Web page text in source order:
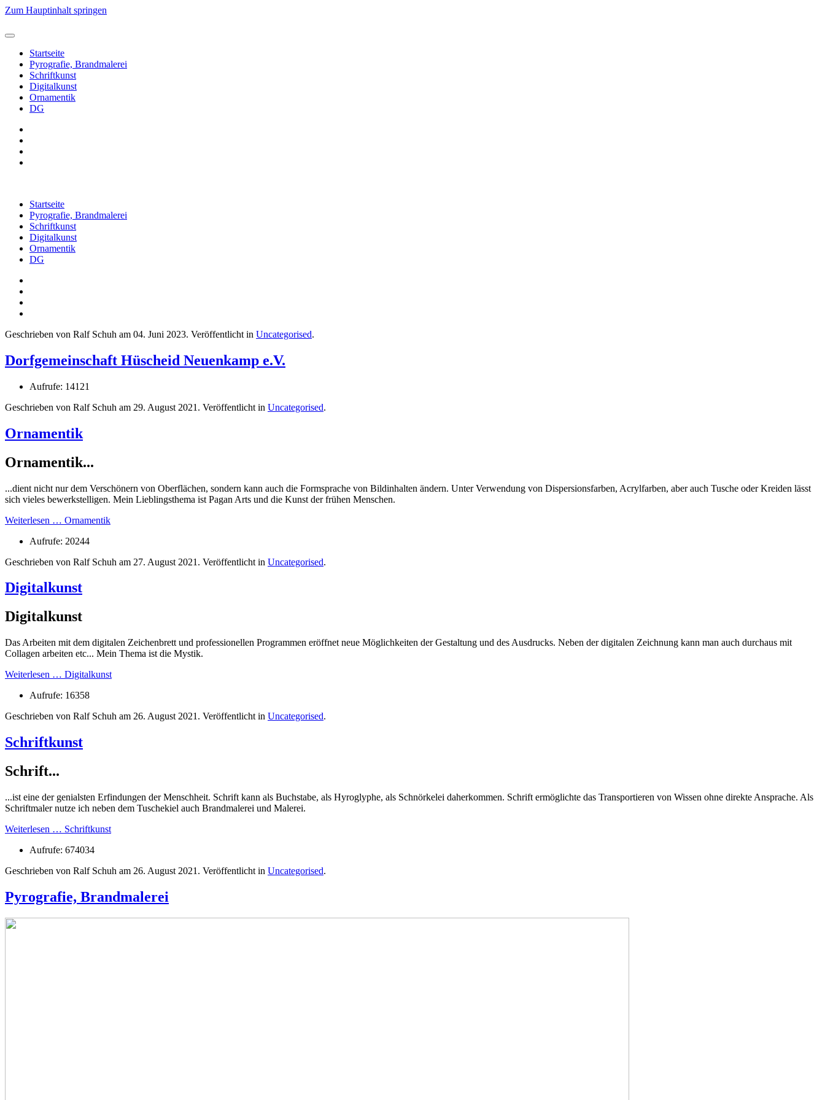
Zum Hauptinhalt springen
Startseite
Pyrografie, Brandmalerei
Schriftkunst
Digitalkunst
Ornamentik
DG
Startseite
Pyrografie, Brandmalerei
Schriftkunst
Digitalkunst
Ornamentik
DG
Geschrieben von Ralf Schuh am 04. Juni 2023. Veröffentlicht in Uncategorised.
Dorfgemeinschaft Hüscheid Neuenkamp e.V.
Aufrufe: 14121
Geschrieben von Ralf Schuh am 29. August 2021 . Veröffentlicht in Uncategorised.
Ornamentik
Ornamentik...
...dient nicht nur dem Verschönern von Oberflächen, sondern kann auch die Formsprache von Bildinhalten ändern. Unter Verwendung von Dispersionsfarben, Acrylfarben, aber auch Tusche oder Kreiden lässt
sich vieles bewerkstelligen. Mein Lieblingsthema ist Pagan Arts und die Kunst der frühen Menschen.
Weiterlesen … Ornamentik
Aufrufe: 20244
Geschrieben von Ralf Schuh am 27. August 2021 . Veröffentlicht in Uncategorised.
Digitalkunst
Digitalkunst
Das Arbeiten mit dem digitalen Zeichenbrett und professionellen Programmen eröffnet neue Möglichkeiten der Gestaltung und des Ausdrucks. Neben der digitalen Zeichnung kann man auch durchaus mit
Collagen arbeiten etc... Mein Thema ist die Mystik.
Weiterlesen … Digitalkunst
Aufrufe: 16358
Geschrieben von Ralf Schuh am 26. August 2021 . Veröffentlicht in Uncategorised.
Schriftkunst
Schrift...
...ist eine der genialsten Erfindungen der Menschheit. Schrift kann als Buchstabe, als Hyroglyphe, als Schnörkelei daherkommen. Schrift ermöglichte das Transportieren von Wissen ohne direkte Ansprache. Als
Schriftmaler nutze ich neben dem Tuschekiel auch Brandmalerei und Malerei.
Weiterlesen … Schriftkunst
Aufrufe: 674034
Geschrieben von Ralf Schuh am 26. August 2021 . Veröffentlicht in Uncategorised.
Pyrografie, Brandmalerei